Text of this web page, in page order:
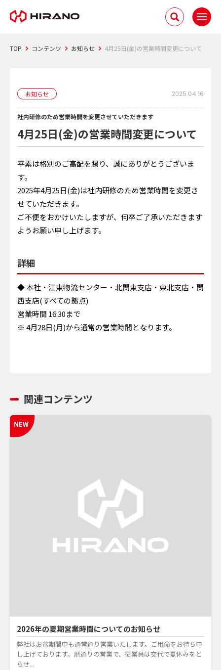
TOP コンテンツ お知らせ 4月25日(金)の営業時間変更について
お知らせ 2025.04.16
社内研修のため営業時間を変更させていただきます
4月25日(金)の営業時間変更について
平素は格別のご高配を賜り、誠にありがとうございま
す。
2025年4月25日(金)は社内研修のため営業時間を変更さ
せていただきます。
ご不便をおかけいたしますが、何卒ご了承いただきます
ようお願い申し上げます。
詳細
◆ 本社・江東物流センター・北関東支店・東北支店・関
西支店(すべての拠点)
営業時間 16:30まで
※ 4月28日(月)から通常の営業時間となります。
関連コンテンツ
2026年の夏期営業時間についてのお知らせ
弊社はお盆期間中も通常通り営業いたします。ご用命をお待ち申
し上げております。暦通りの営業で、従業員は交代で夏休みをと
らせ...